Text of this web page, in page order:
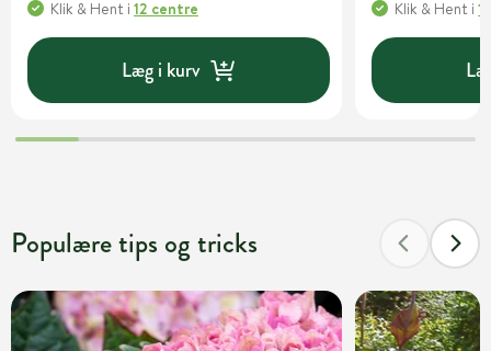
Klik & Hent i 12 centre
Læg i kurv
Klik & Hent i
Populære tips og tricks